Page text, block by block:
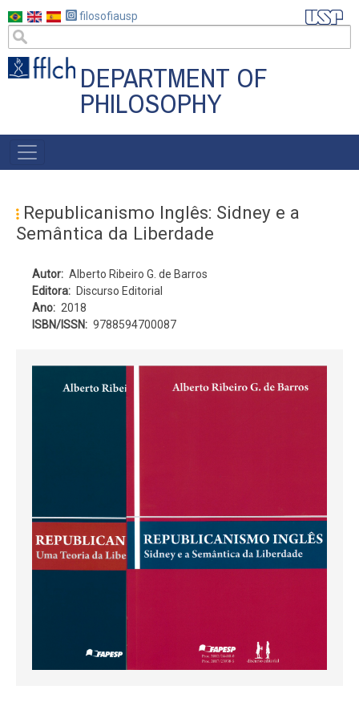
to
main
content
filosofiausp
DEPARTMENT OF
PHILOSOPHY
MENU
Republicanismo Inglês: Sidney e a
Semântica da Liberdade
Autor
Alberto Ribeiro G. de Barros
Editora
Discurso Editorial
Ano
2018
ISBN/ISSN
9788594700087